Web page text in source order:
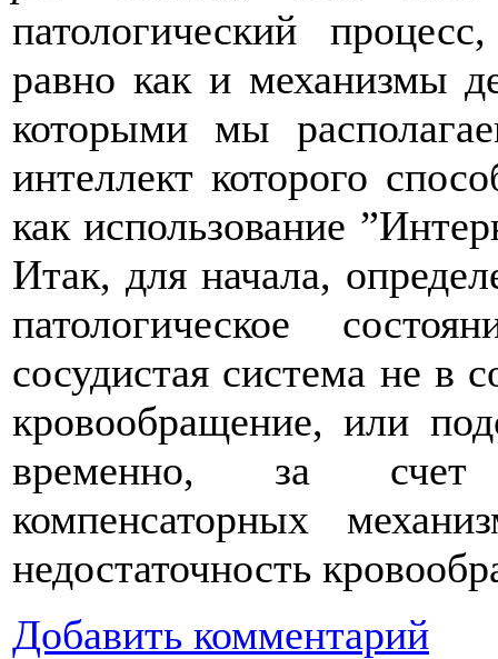
патологический
равно как и механизмы
которыми мы
интеллект которого
как использование
Итак, для начала,
патологическое
сосудистая система не в
кровообращение, или
временно, за счет
компенсаторных
недостаточность
Добавить комментарий